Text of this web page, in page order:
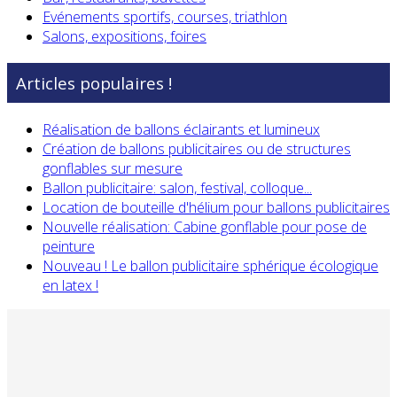
Evénements sportifs, courses, triathlon
Salons, expositions, foires
Articles populaires !
Réalisation de ballons éclairants et lumineux
Création de ballons publicitaires ou de structures
gonflables sur mesure
Ballon publicitaire: salon, festival, colloque...
Location de bouteille d'hélium pour ballons publicitaires
Nouvelle réalisation: Cabine gonflable pour pose de
peinture
Nouveau ! Le ballon publicitaire sphérique écologique
en latex !